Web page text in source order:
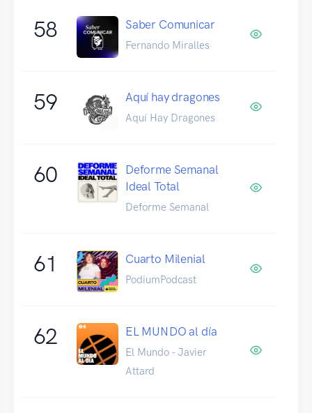
58 Saber Comunicar
Fernando Miralles
59 Aquí hay dragones
Aquí Hay Dragones
60
Deforme Semanal
Ideal Total
Deforme Semanal
61 Cuarto Milenial
PodiumPodcast
62 EL MUNDO al día
El Mundo - Javier
Attard